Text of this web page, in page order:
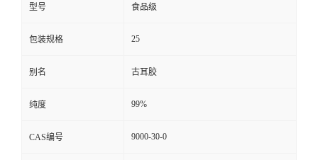
型号 食品级
包装规格 25
别名 古耳胶
纯度 99%
CAS编号 9000-30-0